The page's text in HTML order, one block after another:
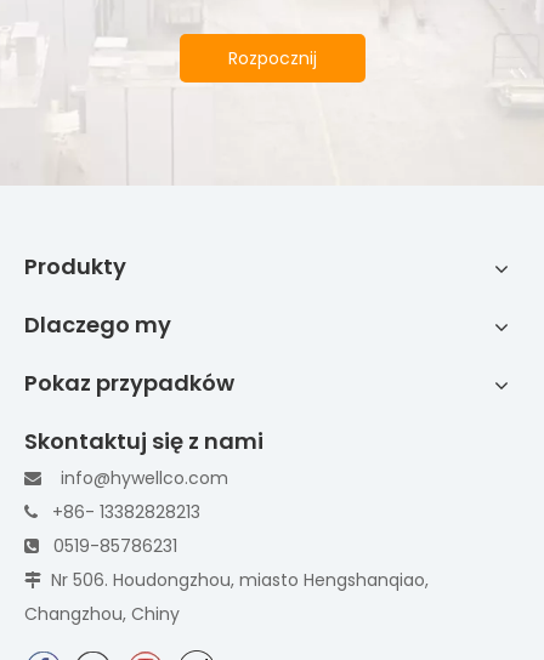
Rozpocznij
Produkty
Dlaczego my
Pokaz przypadków
Skontaktuj się z nami
 info@hywellco.com
 +86- 13382828213
 0519-85786231
 Nr 506. Houdongzhou, miasto Hengshanqiao,
Changzhou, Chiny